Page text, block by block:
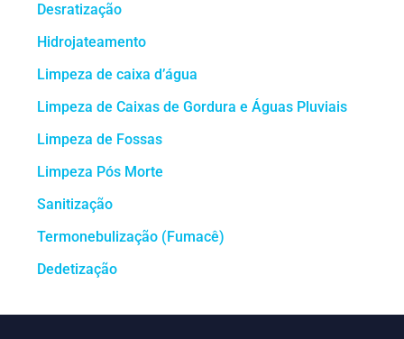
Desratização
Hidrojateamento
Limpeza de caixa d’água
Limpeza de Caixas de Gordura e Águas Pluviais
Limpeza de Fossas
Limpeza Pós Morte
Sanitização
Termonebulização (Fumacê)
Dedetização